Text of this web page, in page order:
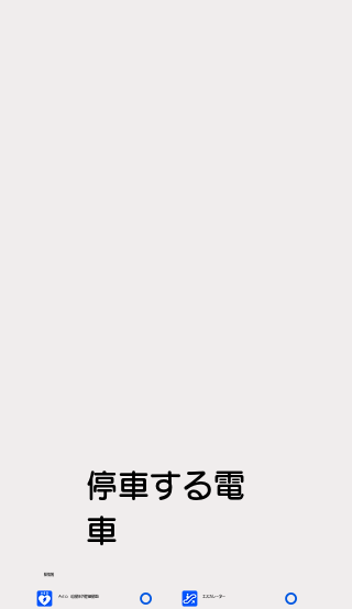
停車する電
車
駅情報
ＡＥＤ（自動体外除細動器） エスカレーター
〇
〇